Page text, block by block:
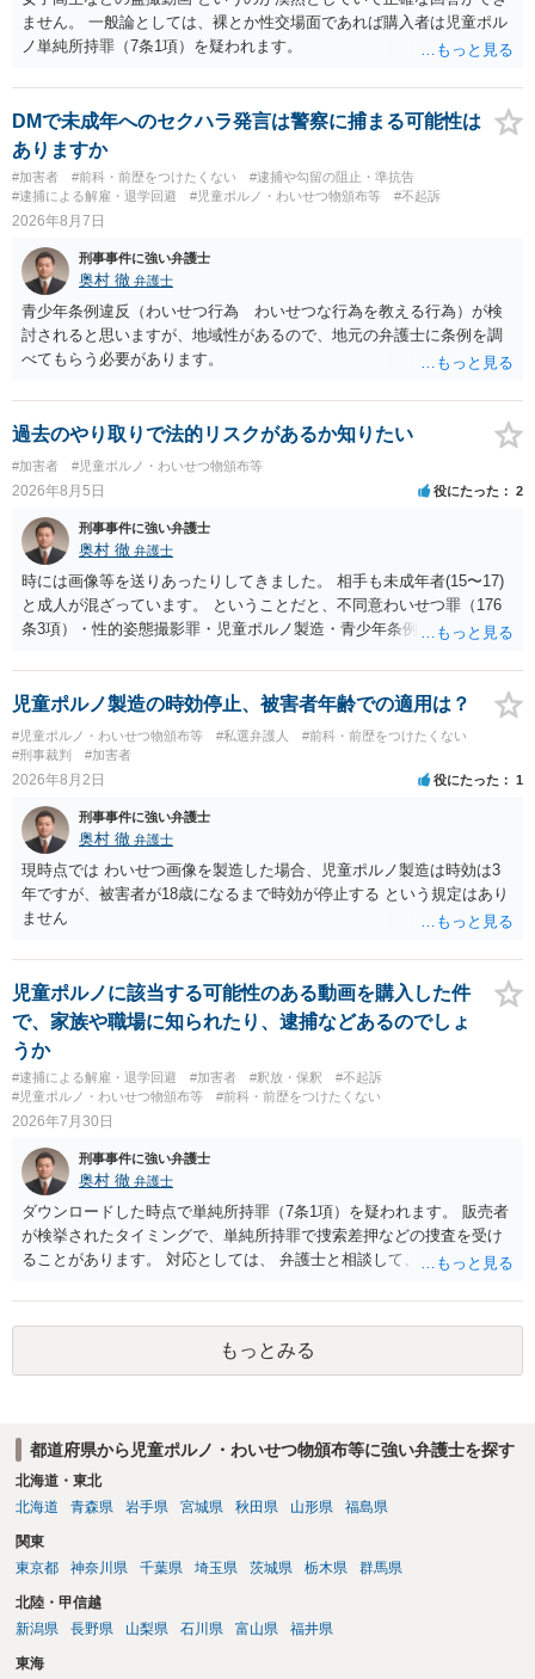
ません。 一般論としては、裸とか性交場面であれば購入者は児童ポル
ノ単純所持罪（7条1項）を疑われます。
DMで未成年へのセクハラ発言は警察に捕まる可能性は
ありますか
#加害者 #前科・前歴をつけたくない
#逮捕や勾留の阻止・準抗告
#逮捕による解雇・退学回避
#児童ポルノ・わいせつ物頒布等 #不起訴
2026年8月7日
刑事事件に強い弁護士
奥村 徹 弁護士
青少年条例違反（わいせつ行為 わいせつな行為を教える行為）が検
討されると思いますが、地域性があるので、地元の弁護士に条例を調
べてもらう必要があります。
過去のやり取りで法的リスクがあるか知りたい
#加害者 #児童ポルノ・わいせつ物頒布等
2026年8月5日 役にたった 2
刑事事件に強い弁護士
奥村 徹 弁護士
時には画像等を送りあったりしてきました。 相手も未成年者(15〜17)
と成人が混ざっています。 ということだと、不同意わいせつ罪（176
条3項）・性的姿態撮影罪・児童ポルノ製造・青少年条例違反（わいせ
で、警察にバレれば、それなりの捜査を受けるでしょう。
児童ポルノ製造の時効停止、被害者年齢での適用は？
#児童ポルノ・わいせつ物頒布等 #私選弁護人
#前科・前歴をつけたくない
#刑事裁判
#加害者
2026年8月2日 役にたった 1
刑事事件に強い弁護士
奥村 徹 弁護士
現時点では わいせつ画像を製造した場合、児童ポルノ製造は時効は3
年ですが、被害者が18歳になるまで時効が停止する という規定はあり
ません
児童ポルノに該当する可能性のある動画を購入した件
で、家族や職場に知られたり、逮捕などあるのでしょ
うか
#逮捕による解雇・退学回避 #加害者 #釈放・保釈
#不起訴
#児童ポルノ・わいせつ物頒布等
#前科・前歴をつけたくない
2026年7月30日
刑事事件に強い弁護士
奥村 徹 弁護士
ダウンロードした時点で単純所持罪（7条1項）を疑われます。 販売者
が検挙されたタイミングで、単純所持罪で捜索差押などの捜査を受け
ることがあります。 対応としては、 弁護士と相談して、 児童ポルノ
談しておく などが考えられます。
もっとみる
都道府県から児童ポルノ・わいせつ物頒布等に強い弁護士を探す
北海道・東北
北海道
青森県 岩手県 宮城県 秋田県 山形県 福島県
関東
東京都
神奈川県 千葉県 埼玉県 茨城県 栃木県 群馬県
北陸・甲信越
新潟県
長野県 山梨県 石川県 富山県 福井県
東海